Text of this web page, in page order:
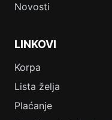
Novosti
LINKOVI
Korpa
Lista želja
Plaćanje